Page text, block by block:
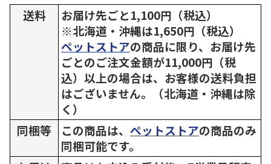
送料
お届け先ごと1,100円（税込）
※北海道・沖縄は1,650円（税込）
ペットストアの商品に限り、お届け先
ごとのご注文金額が11,000円（税
込）以上の場合は、お客様の送料負担
はございません。（北海道・沖縄は除
く）
同梱等
この商品は、 ペットストアの商品のみ
同梱可能です。